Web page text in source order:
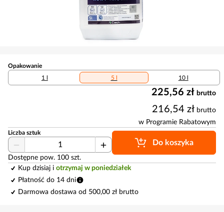
Opakowanie
1 l
5 l 10 l
225,56 zł brutto
216,54 zł brutto
w Programie Rabatowym
Liczba sztuk
Dostępne pow. 100 szt.
Do koszyka
Kup dzisiaj i otrzymaj w poniedziałek
Płatność do 14 dni
Darmowa dostawa od 500,00 zł brutto